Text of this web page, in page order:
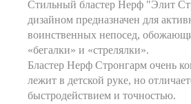
Стильный бластер Нерф "Элит
дизайном предназначен для
воинственных непосед,
«бегалки» и «стрелялки».
Бластер Нерф Стронгарм очень
лежит в детской руке, но
быстродействием и точностью.